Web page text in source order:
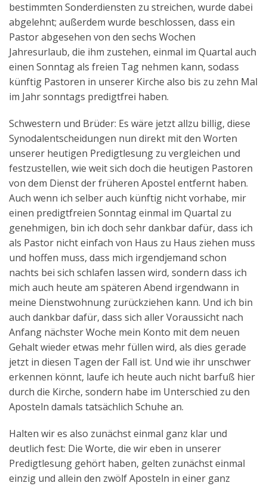
English
bestimmten Sonderdiensten zu streichen, wurde dabei
abgelehnt; außerdem wurde beschlossen, dass ein
Pastor abgesehen von den sechs Wochen
Jahresurlaub, die ihm zustehen, einmal im Quartal auch
einen Sonntag als freien Tag nehmen kann, sodass
künftig Pastoren in unserer Kirche also bis zu zehn Mal
im Jahr sonntags predigtfrei haben.
Schwestern und Brüder: Es wäre jetzt allzu billig, diese
Synodalentscheidungen nun direkt mit den Worten
unserer heutigen Predigtlesung zu vergleichen und
festzustellen, wie weit sich doch die heutigen Pastoren
von dem Dienst der früheren Apostel entfernt haben.
Auch wenn ich selber auch künftig nicht vorhabe, mir
einen predigtfreien Sonntag einmal im Quartal zu
genehmigen, bin ich doch sehr dankbar dafür, dass ich
als Pastor nicht einfach von Haus zu Haus ziehen muss
und hoffen muss, dass mich irgendjemand schon
nachts bei sich schlafen lassen wird, sondern dass ich
mich auch heute am späteren Abend irgendwann in
meine Dienstwohnung zurückziehen kann. Und ich bin
auch dankbar dafür, dass sich aller Voraussicht nach
Anfang nächster Woche mein Konto mit dem neuen
Gehalt wieder etwas mehr füllen wird, als dies gerade
jetzt in diesen Tagen der Fall ist. Und wie ihr unschwer
erkennen könnt, laufe ich heute auch nicht barfuß hier
durch die Kirche, sondern habe im Unterschied zu den
Aposteln damals tatsächlich Schuhe an.
Halten wir es also zunächst einmal ganz klar und
deutlich fest: Die Worte, die wir eben in unserer
Predigtlesung gehört haben, gelten zunächst einmal
einzig und allein den zwölf Aposteln in einer ganz